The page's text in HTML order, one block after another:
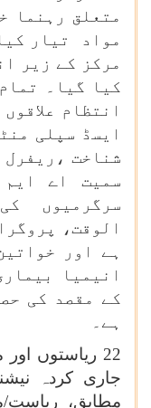
متعلق رہنما
مواد تیار
مرکز کے زیر
کیا گیا۔
انتظام
ایسڈ سپلی
شناخت
سمیت اے
سرگرمیوں
الوقت،
ہے اور
انیمیا
کے مقصد کی
ہے۔
22 ریاستوں
جاری کردہ
مطابق، ریاست/